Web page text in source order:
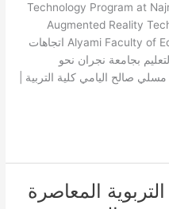
Technology Program at
Augmented Reality
Alyami Faculty of Education | Najran University | KSA اتجاهات
بجامعة نجران نحو
صالح اليامي كلية التربية |
المعاصرة